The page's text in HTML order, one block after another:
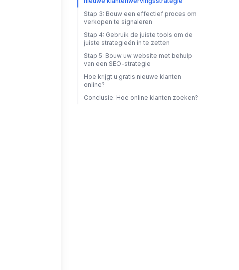
Stap 3: Bouw een effectief proces om
verkopen te signaleren
Stap 4: Gebruik de juiste tools om de
juiste strategieën in te zetten
Stap 5: Bouw uw website met behulp
van een SEO-strategie
Hoe krijgt u gratis nieuwe klanten
online?
Conclusie: Hoe online klanten zoeken?